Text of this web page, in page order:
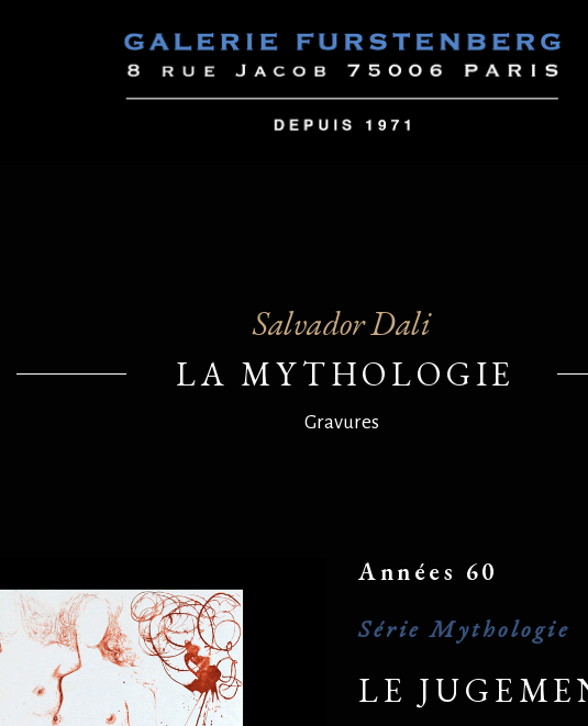
Salvador Dali
LA MYTHOLOGIE
Gravures
Années 60
Série Mythologie
LE